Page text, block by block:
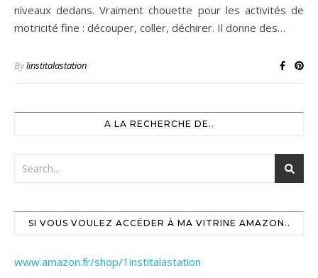
niveaux dedans. Vraiment chouette pour les activités de
motricité fine : découper, coller, déchirer. Il donne des…
Bylinstitalastation
A LA RECHERCHE DE..
SI VOUS VOULEZ ACCÉDER À MA VITRINE AMAZON..
www.amazon.fr/shop/1institalastation